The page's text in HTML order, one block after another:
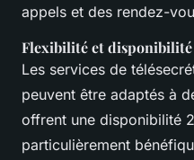
appels et des rendez-
Flexibilité et disponibilité
Les services de
peuvent être adaptés à
offrent une disponibilité
particulièrement